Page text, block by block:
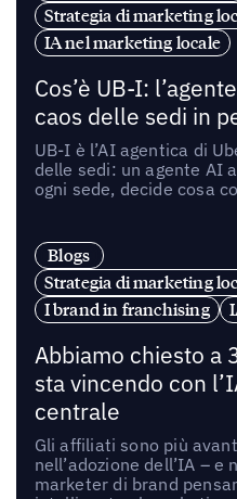
Strategia di marketing
IA nel marketing locale
Cos’è UB-I:
caos delle sedi in
UB-I è l’AI agentica di
delle sedi: un agente AI
ogni sede, decide cosa
Blogs
Strategia di marketing
I brand in franchising
Abbiamo chiesto a
sta vincendo con
centrale
Gli affiliati sono più
nell’adozione dell’IA – e
marketer di brand